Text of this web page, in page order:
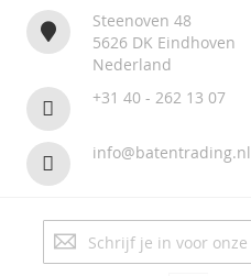
Steenoven 48
5626 DK Eindhoven
Nederland
+31 40 - 262 13 07
info@batentrading.nl
Abonneer